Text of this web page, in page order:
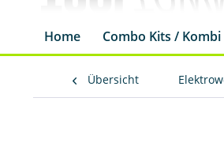
Home Combo Kits / Kombi
Übersicht